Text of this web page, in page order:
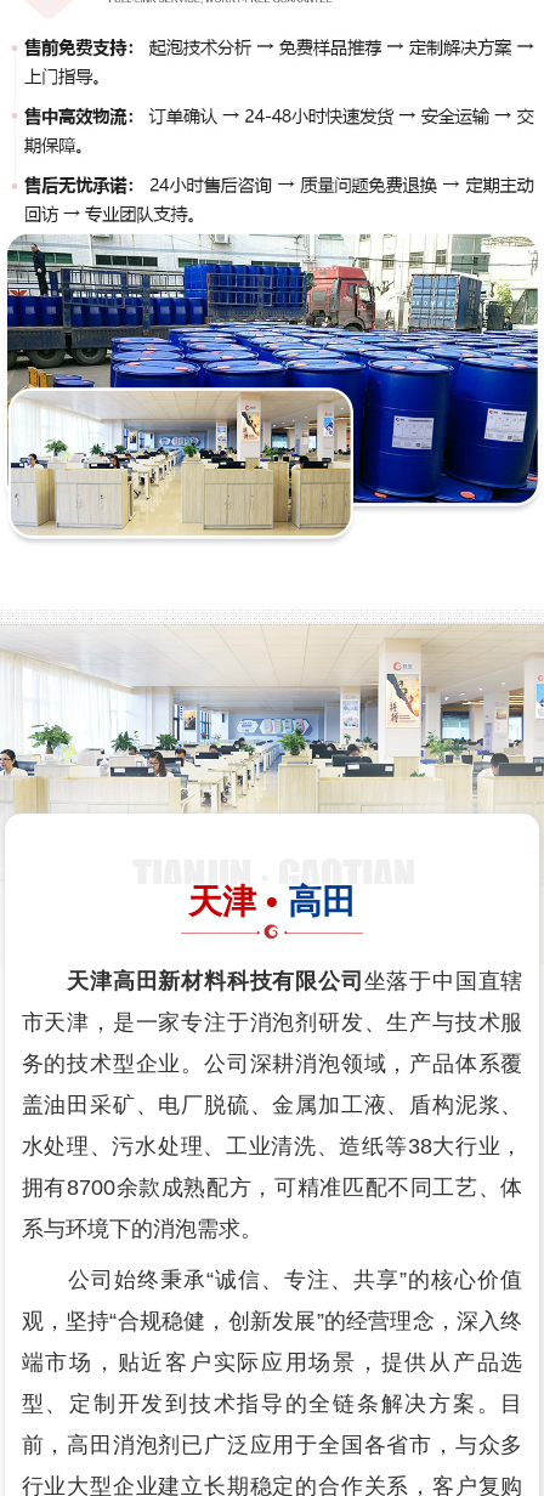
天津 • 高田
天津高田新材料科技有限公司 坐落于中国直辖
市天津，是一家专注于消泡剂研发、生产与技术服
务的技术型企业。公司深耕消泡领域，产品体系覆
盖油田采矿、电厂脱硫、金属加工液、盾构泥浆、
水处理、污水处理、工业清洗、造纸等38大行业，
拥有8700余款成熟配方，可精准匹配不同工艺、体
系与环境下的消泡需求。
公司始终秉承“诚信、专注、共享”的核心价值
观，坚持“合规稳健，创新发展”的经营理念，深入终
端市场，贴近客户实际应用场景，提供从产品选
型、定制开发到技术指导的全链条解决方案。目
前，高田消泡剂已广泛应用于全国各省市，与众多
行业大型企业建立长期稳定的合作关系，客户复购